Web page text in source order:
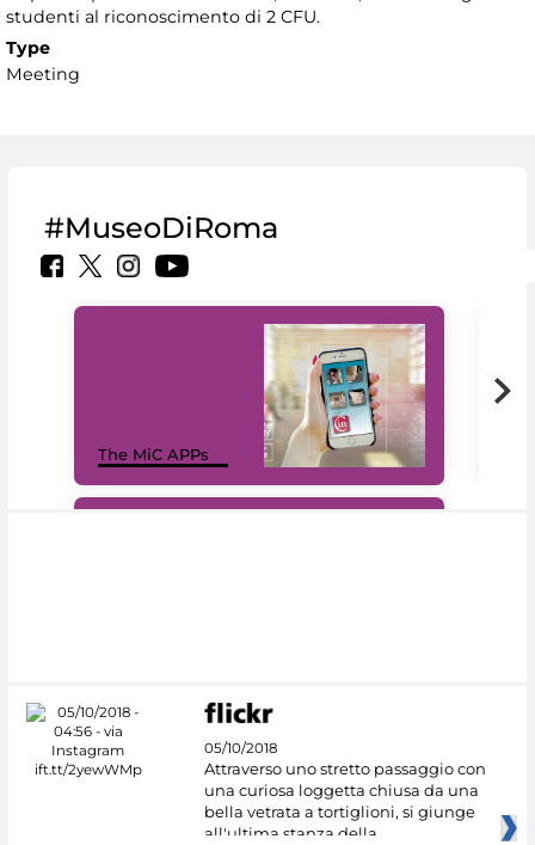
studenti al riconoscimento di 2 CFU.
Type
Meeting
#MuseoDiRoma
The MiC APPs
05/10/2018
Attraverso uno stretto passaggio con
una curiosa loggetta chiusa da una
bella vetrata a tortiglioni, si giunge
all'ultima stanza della